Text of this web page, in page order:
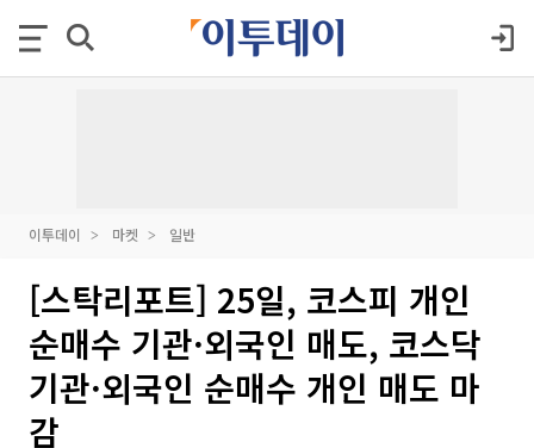
이투데이 마켓 일반
[스탁리포트] 25일, 코스피 개인
순매수 기관·외국인 매도, 코스닥
기관·외국인 순매수 개인 매도 마
감